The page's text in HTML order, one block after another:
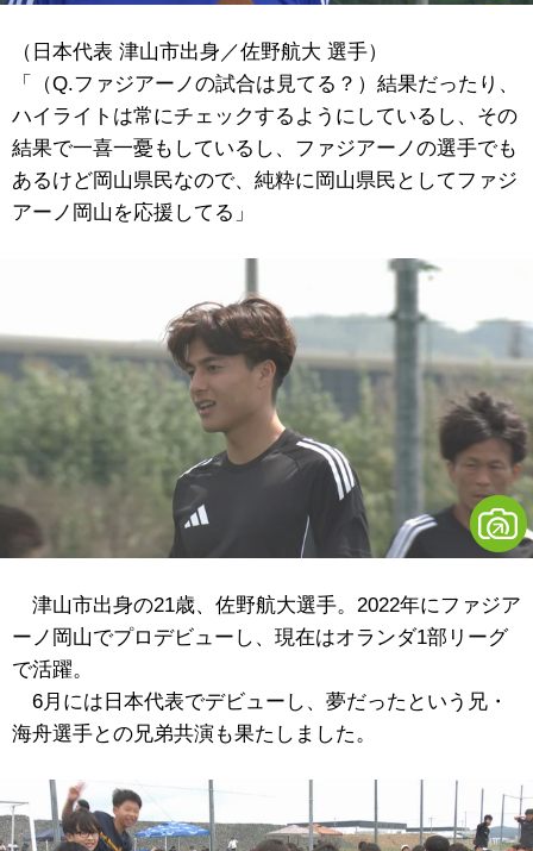
（日本代表 津山市出身／佐野航大 選手）
「（Q.ファジアーノの試合は見てる？）結果だったり、
ハイライトは常にチェックするようにしているし、その
結果で一喜一憂もしているし、ファジアーノの選手でも
あるけど岡山県民なので、純粋に岡山県民としてファジ
アーノ岡山を応援してる」
津山市出身の21歳、佐野航大選手。2022年にファジア
ーノ岡山でプロデビューし、現在はオランダ1部リーグ
で活躍。
6月には日本代表でデビューし、夢だったという兄・
海舟選手との兄弟共演も果たしました。